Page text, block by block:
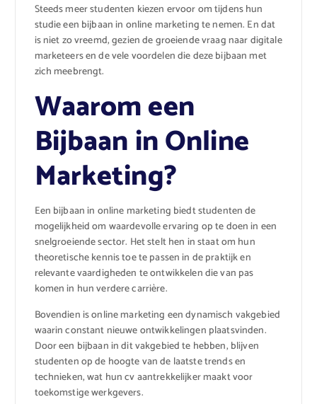
Steeds meer studenten kiezen ervoor om tijdens hun
studie een bijbaan in online marketing te nemen. En dat
is niet zo vreemd, gezien de groeiende vraag naar digitale
marketeers en de vele voordelen die deze bijbaan met
zich meebrengt.
Waarom een
Bijbaan in Online
Marketing?
Een bijbaan in online marketing biedt studenten de
mogelijkheid om waardevolle ervaring op te doen in een
snelgroeiende sector. Het stelt hen in staat om hun
theoretische kennis toe te passen in de praktijk en
relevante vaardigheden te ontwikkelen die van pas
komen in hun verdere carrière.
Bovendien is online marketing een dynamisch vakgebied
waarin constant nieuwe ontwikkelingen plaatsvinden.
Door een bijbaan in dit vakgebied te hebben, blijven
studenten op de hoogte van de laatste trends en
technieken, wat hun cv aantrekkelijker maakt voor
toekomstige werkgevers.